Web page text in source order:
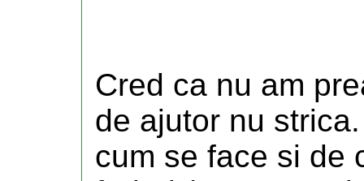
Cred ca nu am
de ajutor nu
cum se face si de